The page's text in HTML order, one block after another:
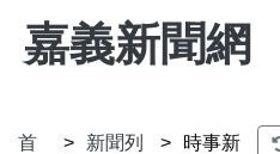
嘉義新聞網
首
新聞列
時事新